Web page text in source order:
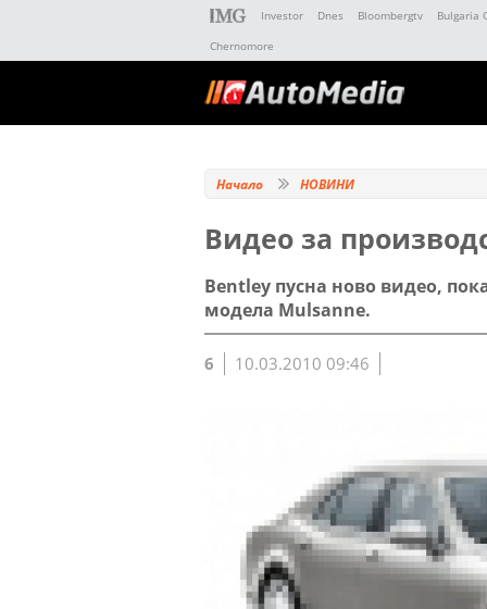
Investor Dnes Bloombergtv
Bulgaria
Chernomore
Начало НОВИНИ
Видео за
Bentley пусна ново видео,
модела Mulsanne.
6 10.03.2010 09:46